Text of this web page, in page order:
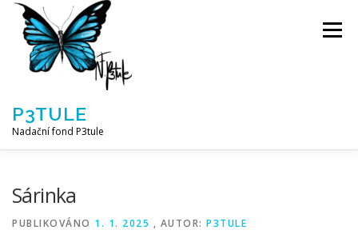
Přeskočit
obsah
P3TULE
Nadační fond P3tule
Menu
Sárinka
PUBLIKOVÁNO 1. 1. 2025 , AUTOR: P3TULE